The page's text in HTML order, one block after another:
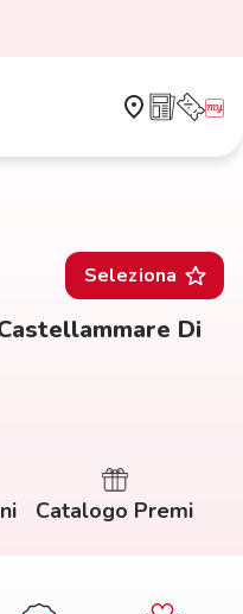
Seleziona
Di
Catalogo Premi